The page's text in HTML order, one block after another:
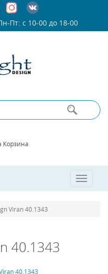
Пт: с 10-00 до 18-00
Корзина
Toggle
Viran 40.1343
40.1343